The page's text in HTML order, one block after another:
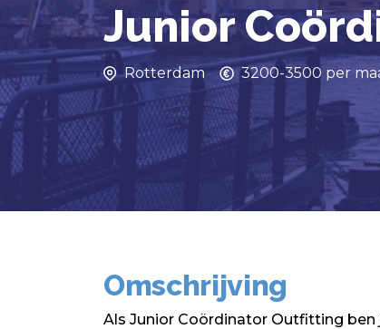
Junior
Rotterdam 3200-3500 per
Omschrijving
Als Junior Coördinator Outfitting ben